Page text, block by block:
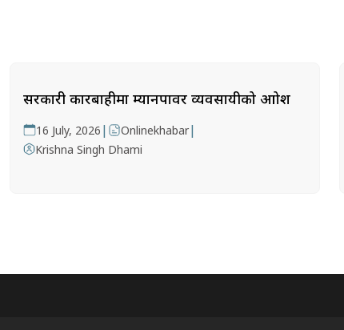
सरकारी कारबाहीमा म्यानपावर व्यवसायीको आक्रोश
16 July, 2026 | Onlinekhabar|
Krishna Singh Dhami